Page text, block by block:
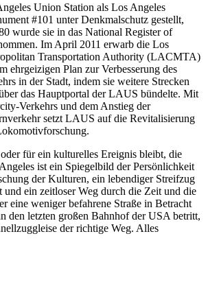
Union Station als Los Angeles
#101 unter Denkmalschutz gestellt,
wurde sie in das National Register of
Im April 2011 erwarb die Los
Transportation Authority (LACMTA)
ehrgeizigen Plan zur Verbesserung des
in der Stadt, indem sie weitere Strecken
das Hauptportal der LAUS bündelte. Mit
Verkehrs und dem Anstieg der
setzt LAUS auf die Revitalisierung
für ein kulturelles Ereignis bleibt, die
ist ein Spiegelbild der Persönlichkeit
der Kulturen, ein lebendiger Streifzug
und ein zeitloser Weg durch die Zeit und die
eine weniger befahrene Straße in Betracht
den letzten großen Bahnhof der USA betritt,
der richtige Weg. Alles